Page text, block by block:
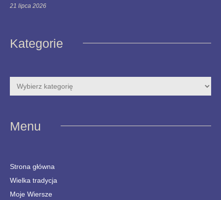
21 lipca 2026
Kategorie
Menu
Strona główna
Wielka tradycja
Moje Wiersze